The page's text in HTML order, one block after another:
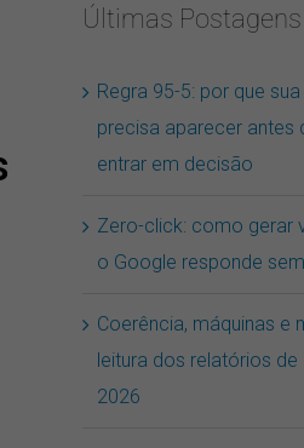
Últimas Postagens
Regra 95-5: por que
precisa aparecer antes
entrar em decisão
Zero-click: como gerar
o Google responde
Coerência, máquinas e
leitura dos relatórios de
2026